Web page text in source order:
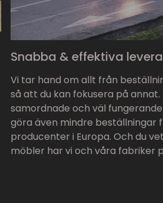
Snabba & effektiva
Vi tar hand om allt från
så att du kan fokusera på
samordnade och väl
göra även mindre beställningar
producenter i Europa. Och du
möbler har vi och våra fabriker